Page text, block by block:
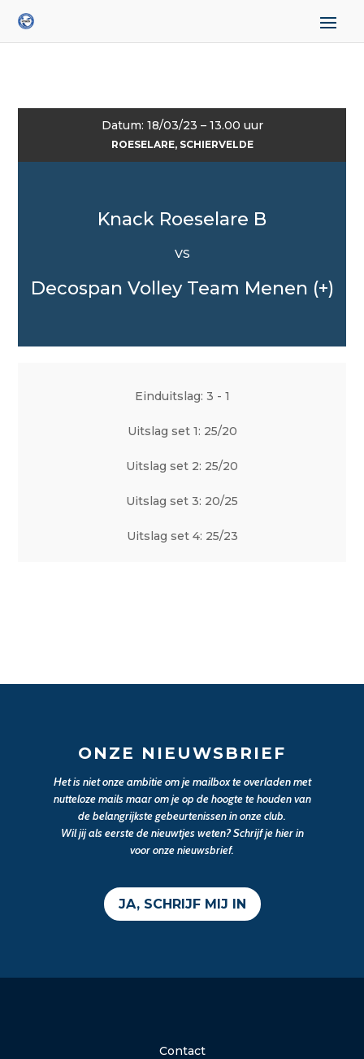
Datum: 18/03/23 – 13.00 uur
ROESELARE, SCHIERVELDE
Knack Roeselare B
VS
Decospan Volley Team Menen (+)
Einduitslag: 3 - 1
Uitslag set 1: 25/20
Uitslag set 2: 25/20
Uitslag set 3: 20/25
Uitslag set 4: 25/23
ONZE NIEUWSBRIEF
Het is niet onze ambitie om je mailbox te overladen met
nutteloze mails maar om je op de hoogte te houden van
de belangrijkste gebeurtenissen in onze club.
Wil jij als eerste de nieuwtjes weten? Schrijf je hier in
voor onze nieuwsbrief.
JA, SCHRIJF MIJ IN
Contact